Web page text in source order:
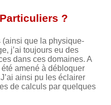
?
(ainsi que la physique-
j’ai toujours eu des
dans ces domaines. A
amené à débloquer
ainsi pu les éclairer
de calculs par quelques